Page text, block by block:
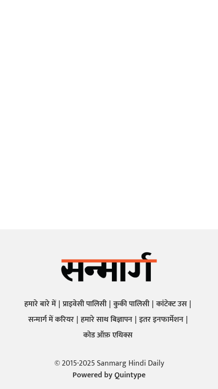
हमारे बारे में प्राइवेसी पालिसी कुकी पालिसी कांटेक्ट उस
सन्मार्ग में करियर हमारे साथ बिज्ञापन इतर इनफार्मेशन
कोड ऑफ़ एथिक्स
© 2015-2025 Sanmarg Hindi Daily
Powered byQuintype